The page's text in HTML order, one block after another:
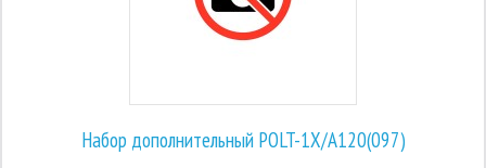
Набор дополнительный POLT-1X/A120(097)